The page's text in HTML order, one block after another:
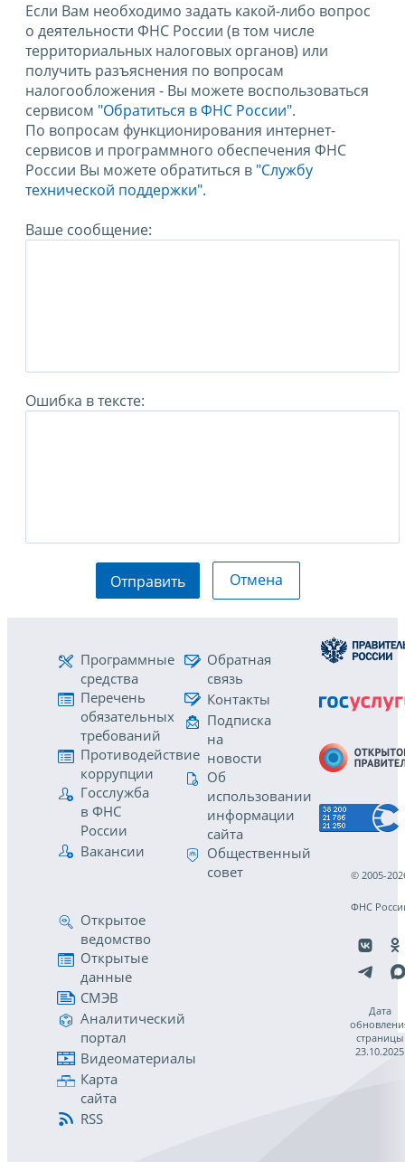
Если Вам необходимо задать какой-либо вопрос
о деятельности ФНС России (в том числе
территориальных налоговых органов) или
получить разъяснения по вопросам
налогообложения - Вы можете воспользоваться
сервисом "Обратиться в ФНС России".
По вопросам функционирования интернет-
сервисов и программного обеспечения ФНС
России Вы можете обратиться в "Службу
технической поддержки".
Ваше сообщение:
Ошибка в тексте:
Отправить Отмена
Программные
средства
Перечень
обязательных
требований
Противодействие
коррупции
Госслужба
в ФНС
России
Вакансии
Обратная
связь
Контакты
Подписка
на
новости
Об
использовании
информации
сайта
Общественный
совет
Открытое
ведомство
Открытые
данные
СМЭВ
Аналитический
портал
Видеоматериалы
Карта
сайта
RSS
© 2005-
ФНС
Дата
страницы
23.10.2025